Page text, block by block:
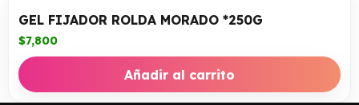
GEL FIJADOR ROLDA MORADO *250G
$7,800
Añadir al carrito